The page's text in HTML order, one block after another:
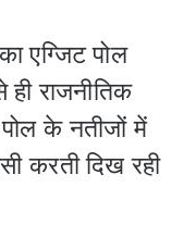
एग्जिट पोल
राजनीतिक
पोल के नतीजों में
करती दिख रही